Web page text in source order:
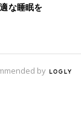
な睡眠を
by